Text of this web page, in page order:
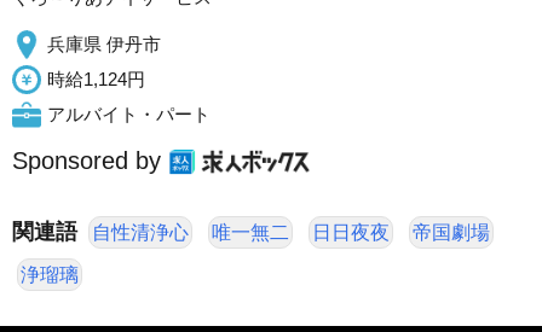
兵庫県 伊丹市
時給1,124円
アルバイト・パート
Sponsored by
関連語 自性清浄心 唯一無二 日日夜夜 帝国劇場
浄瑠璃